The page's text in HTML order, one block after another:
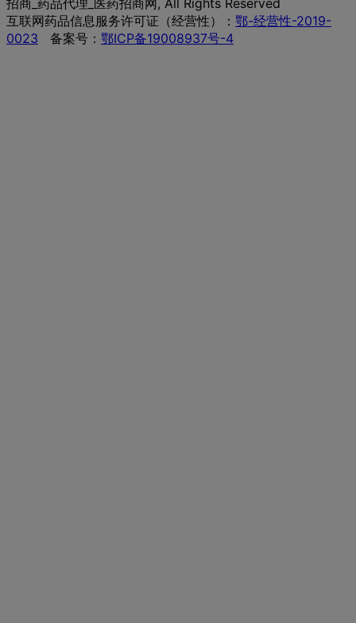
招商_药品代理_医药招商网, All Rights Reserved
互联网药品信息服务许可证（经营性）： 鄂-经营性-2019-
0023 备案号： 鄂ICP备19008937号-4